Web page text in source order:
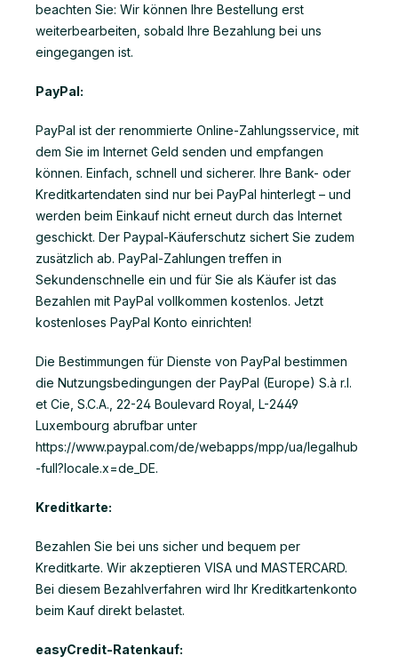
beachten Sie: Wir können Ihre Bestellung erst
weiterbearbeiten, sobald Ihre Bezahlung bei uns
eingegangen ist.
PayPal:
PayPal ist der renommierte Online-Zahlungsservice, mit
dem Sie im Internet Geld senden und empfangen
können. Einfach, schnell und sicherer. Ihre Bank- oder
Kreditkartendaten sind nur bei PayPal hinterlegt – und
werden beim Einkauf nicht erneut durch das Internet
geschickt. Der Paypal-Käuferschutz sichert Sie zudem
zusätzlich ab. PayPal-Zahlungen treffen in
Sekundenschnelle ein und für Sie als Käufer ist das
Bezahlen mit PayPal vollkommen kostenlos. Jetzt
kostenloses PayPal Konto einrichten!
Die Bestimmungen für Dienste von PayPal bestimmen
die Nutzungsbedingungen der PayPal (Europe) S.à r.l.
et Cie, S.C.A., 22-24 Boulevard Royal, L-2449
Luxembourg abrufbar unter
https://www.paypal.com/de/webapps/mpp/ua/legalhub
-full?locale.x=de_DE.
Kreditkarte:
Bezahlen Sie bei uns sicher und bequem per
Kreditkarte. Wir akzeptieren VISA und MASTERCARD.
Bei diesem Bezahlverfahren wird Ihr Kreditkartenkonto
beim Kauf direkt belastet.
easyCredit-Ratenkauf: